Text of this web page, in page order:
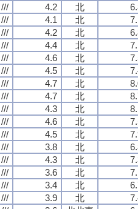
/// 4.2 北
/// 4.1 北
/// 4.2 北
/// 4.4 北
/// 4.6 北
/// 4.5 北
/// 4.7 北
/// 4.7 北
/// 4.3 北
/// 4.6 北
/// 4.5 北
/// 3.8 北
/// 4.3 北
/// 3.6 北
/// 3.4 北
/// 3.9 北